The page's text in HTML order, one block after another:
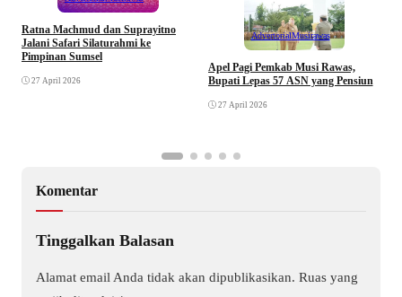
Ratna Machmud dan Suprayitno
Jalani Safari Silaturahmi ke
Pimpinan Sumsel
27 April 2026
AdvertorialMusirawas
Apel Pagi Pemkab Musi Rawas,
Bupati Lepas 57 ASN yang Pensiun
27 April 2026
Komentar
Tinggalkan Balasan
Alamat email Anda tidak akan dipublikasikan. Ruas yang